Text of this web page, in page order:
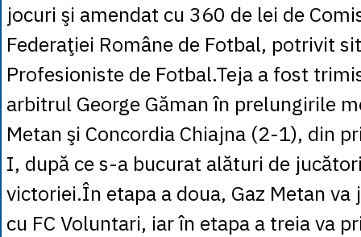
1 RUB= 0.0530
1 SEK= 0.4526
1 TRY = 0.1141
1 UAH = 0.1048
1 XDR = 5.9383
1 ZAR = 0.2318
jocuri şi amendat cu 360 de lei de
Federaţiei Române de Fotbal, potrivit
Profesioniste de Fotbal.Teja a fost
arbitrul George Găman în prelungirile
Metan şi Concordia Chiajna (2-1), din
I, după ce s-a bucurat alături de
victoriei.În etapa a doua, Gaz Metan va
cu FC Voluntari, iar în etapa a treia va